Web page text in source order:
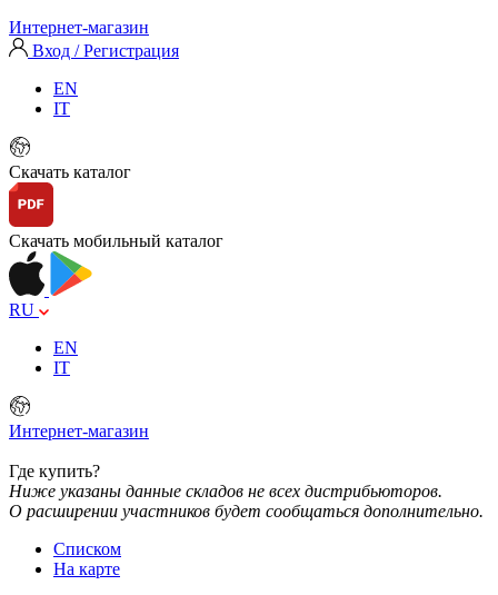
Интернет-магазин
Вход / Регистрация
EN
IT
Скачать каталог
Скачать мобильный каталог
RU
EN
IT
Интернет-магазин
Где купить?
Ниже указаны данные складов не всех дистрибьюторов.
О расширении участников будет сообщаться дополнительно.
Списком
На карте